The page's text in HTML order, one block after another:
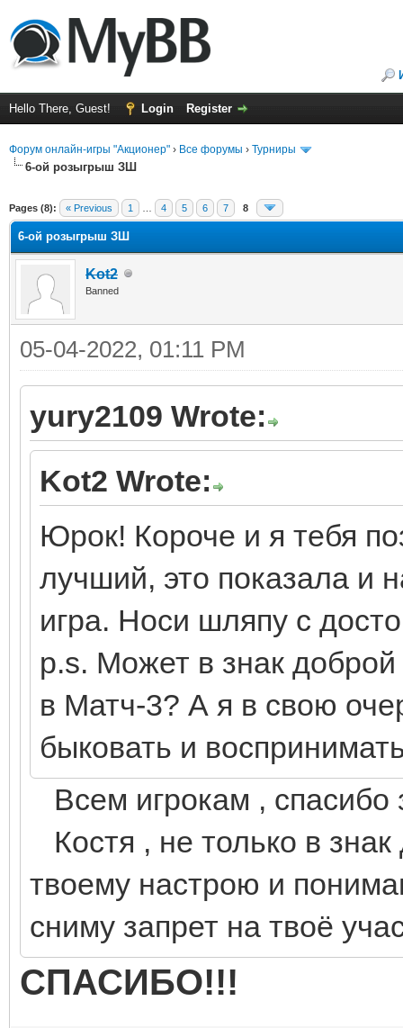
Hello There, Guest! Login Register
Форум онлайн-игры "Акционер" › Все форумы › Турниры
6-ой розыгрыш ЗШ
Pages (8): « Previous 1 4 5 6 7 8
6-ой розыгрыш ЗШ
Kot2
Banned
05-04-2022, 01:11 PM
yury2109 Wrote:
Kot2 Wrote:
Юрок! Короче и я тебя
лучший, это показала и
игра. Носи шляпу с
p.s. Может в знак
в Матч-3? А я в свою
быковать и
Всем игрокам , спасибо
Костя , не только в
твоему настрою и
сниму запрет на твоё
СПАСИБО!!!